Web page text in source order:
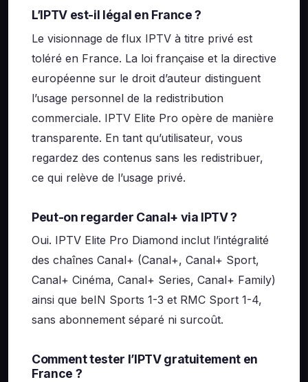
L’IPTV est-il légal en France ?
Le visionnage de flux IPTV à titre privé est
toléré en France. La loi française et la directive
européenne sur le droit d’auteur distinguent
l’usage personnel de la redistribution
commerciale. IPTV Elite Pro opère de manière
transparente. En tant qu’utilisateur, vous
regardez des contenus sans les redistribuer,
ce qui relève de l’usage privé.
Peut-on regarder Canal+ via IPTV ?
Oui. IPTV Elite Pro Diamond inclut l’intégralité
des chaînes Canal+ (Canal+, Canal+ Sport,
Canal+ Cinéma, Canal+ Series, Canal+ Family)
ainsi que beIN Sports 1-3 et RMC Sport 1-4,
sans abonnement séparé ni surcoût.
Comment tester l’IPTV gratuitement en
France ?